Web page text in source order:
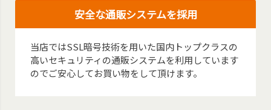
安全な通販システムを採用
当店ではSSL暗号技術を用いた国内トップクラスの
高いセキュリティの通販システムを利用しています
のでご安心してお買い物をして頂けます。